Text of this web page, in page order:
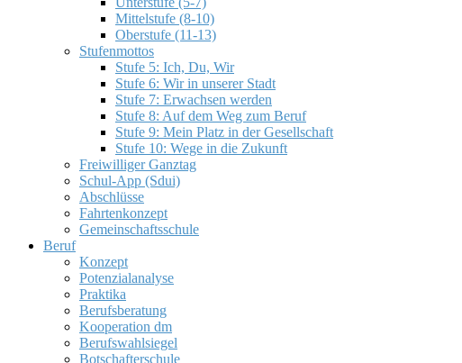
Mittelstufe (8-10)
Oberstufe (11-13)
Stufenmottos
Stufe 5: Ich, Du, Wir
Stufe 6: Wir in unserer Stadt
Stufe 7: Erwachsen werden
Stufe 8: Auf dem Weg zum Beruf
Stufe 9: Mein Platz in der Gesellschaft
Stufe 10: Wege in die Zukunft
Freiwilliger Ganztag
Schul-App (Sdui)
Abschlüsse
Fahrtenkonzept
Gemeinschaftsschule
Beruf
Konzept
Potenzialanalyse
Praktika
Berufsberatung
Kooperation dm
Berufswahlsiegel
Botschafterschule